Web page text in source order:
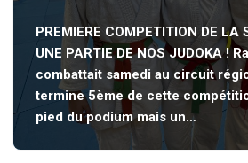
PREMIERE COMPETITION DE LA
UNE PARTIE DE NOS JUDOKA !
combattait samedi au circuit
termine 5ème de cette
pied du podium mais un…